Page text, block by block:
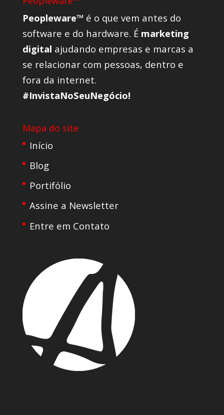
Peopleware™ é o que vem antes do
software e do hardware. É marketing
digital ajudando empresas e marcas a
se relacionar com pessoas, dentro e
fora da internet.
#InvistaNoSeuNegócio!
Mapa do site
Início
Blog
Portifólio
Assine a Newsletter
Entre em Contato